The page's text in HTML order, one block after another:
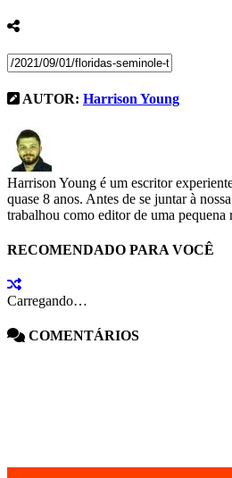
AUTOR: Harrison Young
Harrison Young é um escritor
quase 8 anos. Antes de se juntar à
trabalhou como editor de uma pequena
RECOMENDADO PARA VOCÊ
Carregando…
COMENTÁRIOS